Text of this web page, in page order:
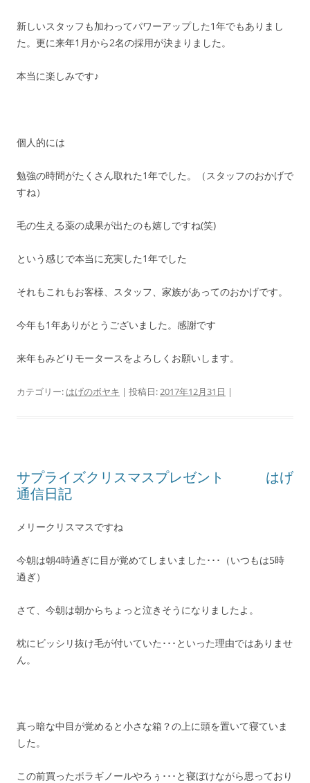
新しいスタッフも加わってパワーアップした1年でもありまし
た。更に来年1月から2名の採用が決まりました。
本当に楽しみです♪
個人的には
勉強の時間がたくさん取れた1年でした。（スタッフのおかげで
すね）
毛の生える薬の成果が出たのも嬉しですね(笑)
という感じで本当に充実した1年でした
それもこれもお客様、スタッフ、家族があってのおかげです。
今年も1年ありがとうございました。感謝です
来年もみどりモータースをよろしくお願いします。
カテゴリー: はげのボヤキ | 投稿日:2017年12月31日 |
サプライズクリスマスプレゼント はげ
通信日記
メリークリスマスですね
今朝は朝4時過ぎに目が覚めてしまいました･･･（いつもは5時
過ぎ）
さて、今朝は朝からちょっと泣きそうになりましたよ。
枕にビッシリ抜け毛が付いていた･･･といった理由ではありませ
ん。
真っ暗な中目が覚めると小さな箱？の上に頭を置いて寝ていま
した。
この前買ったボラギノールやろぅ･･･と寝ぼけながら思っており